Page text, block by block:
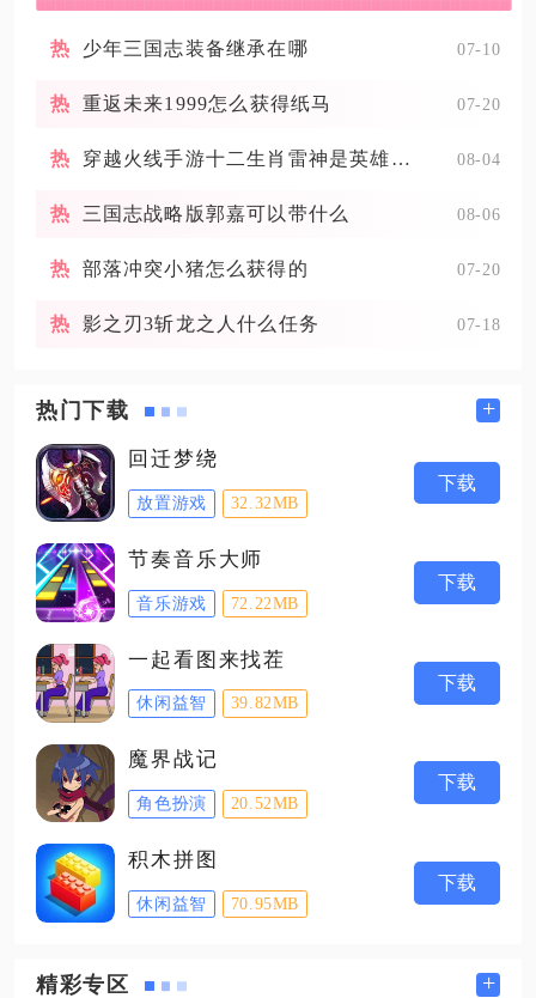
少年三国志装备继承在哪 07-10
重返未来1999怎么获得纸马 07-20
穿越火线手游十二生肖雷神是英雄武器吗 08-04
三国志战略版郭嘉可以带什么 08-06
部落冲突小猪怎么获得的 07-20
影之刃3斩龙之人什么任务 07-18
热门下载 +
回迁梦绕
放置游戏 32.32MB
下载
节奏音乐大师
音乐游戏 72.22MB
下载
一起看图来找茬
休闲益智 39.82MB
下载
魔界战记
角色扮演 20.52MB
下载
积木拼图
休闲益智 70.95MB
下载
精彩专区 +